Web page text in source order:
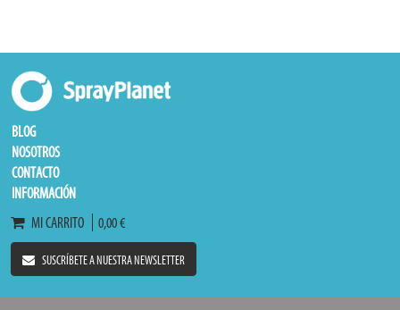
BLOG
NOSOTROS
CONTACTO
INFORMACIÓN
MI CARRITO
0,00 €
SUSCRÍBETE A NUESTRA NEWSLETTER